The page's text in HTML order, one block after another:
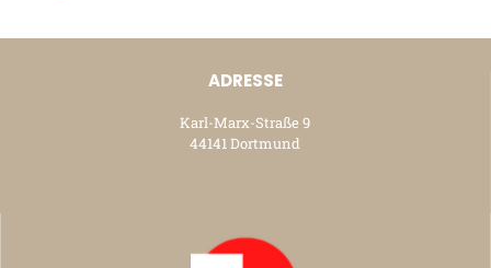
ADRESSE
Karl-Marx-Straße 9
44141 Dortmund